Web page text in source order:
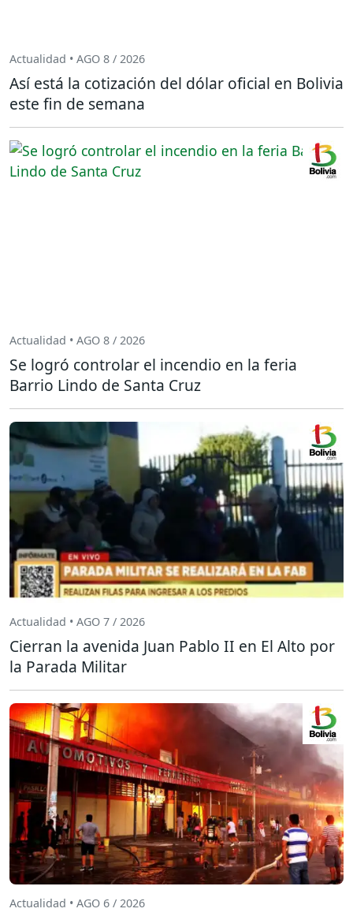
Actualidad • AGO 8 / 2026
Así está la cotización del dólar oficial en Bolivia
este fin de semana
Actualidad • AGO 8 / 2026
Se logró controlar el incendio en la feria
Barrio Lindo de Santa Cruz
Actualidad • AGO 7 / 2026
Cierran la avenida Juan Pablo II en El Alto por
la Parada Militar
Actualidad • AGO 6 / 2026